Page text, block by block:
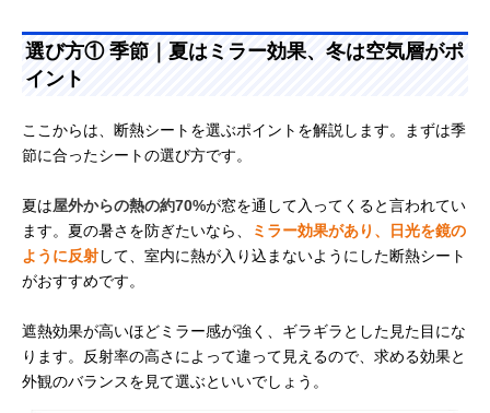
選び方① 季節｜夏はミラー効果、冬は空気層がポ
イント
ここからは、断熱シートを選ぶポイントを解説します。まずは季
節に合ったシートの選び方です。
夏は屋外からの熱の約70%が窓を通して入ってくると言われてい
ます。夏の暑さを防ぎたいなら、
ミラー効果があり、日光を鏡の
ように反射して、室内に熱が入り込まないようにした断熱シート
がおすすめです。
遮熱効果が高いほどミラー感が強く、ギラギラとした見た目にな
ります。反射率の高さによって違って見えるので、求める効果と
外観のバランスを見て選ぶといいでしょう。